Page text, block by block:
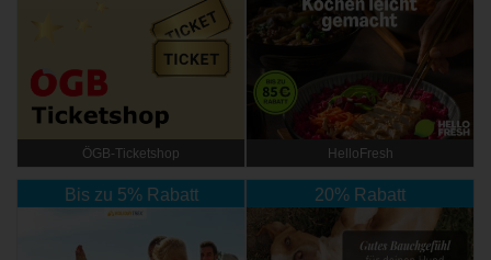
ÖGB-Ticketshop HelloFresh
Bis zu 5% Rabatt 20% Rabatt